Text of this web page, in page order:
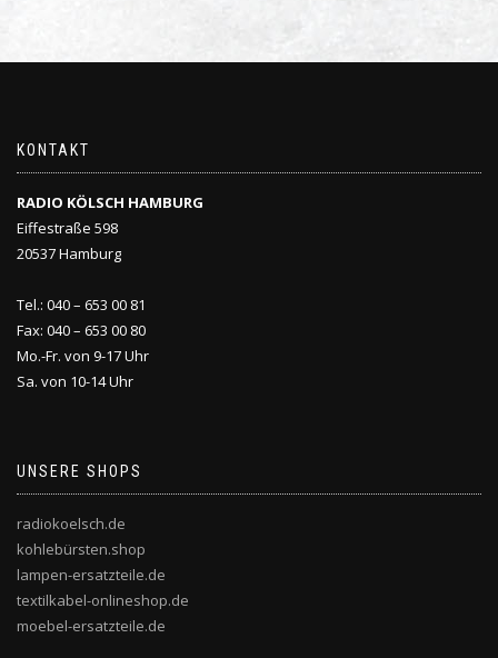
KONTAKT
RADIO KÖLSCH HAMBURG
Eiffestraße 598
20537 Hamburg
Tel.: 040 – 653 00 81
Fax: 040 – 653 00 80
Mo.-Fr. von 9-17 Uhr
Sa. von 10-14 Uhr
UNSERE SHOPS
radiokoelsch.de
kohlebürsten.shop
lampen-ersatzteile.de
textilkabel-onlineshop.de
moebel-ersatzteile.de